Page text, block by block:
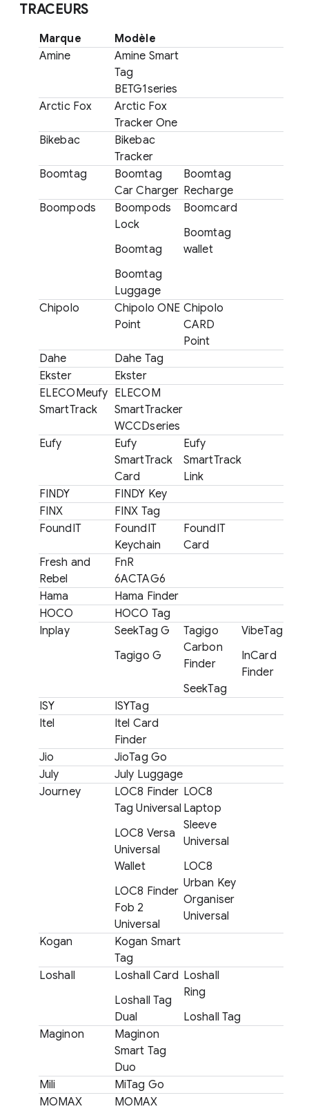
TRACEURS
Marque
Modèle
Amine
Amine Smart
Tag
BETG1series
Arctic Fox
Arctic Fox
Tracker One
Bikebac
Bikebac
Tracker
Boomtag
Boomtag
Car Charger
Boomtag
Recharge
Boompods
Boompods
Lock
Boomtag
Boomtag
Luggage
Boomcard
Boomtag
wallet
Chipolo
Chipolo ONE
Point
Chipolo
CARD
Point
Dahe
Dahe Tag
Ekster
Ekster
ELECOMeufy
SmartTrack
ELECOM
SmartTracker
WCCDseries
Eufy
Eufy
SmartTrack
Card
Eufy
SmartTrack
Link
FINDY
FINDY Key
FINX
FINX Tag
FoundIT
FoundIT
Keychain
FoundIT
Card
Fresh and
Rebel
FnR
6ACTAG6
Hama
Hama Finder
HOCO
HOCO Tag
Inplay
SeekTag G
Tagigo G
Tagigo
Carbon
Finder
SeekTag
VibeTag
InCard
Finder
ISY
ISYTag
Itel
Itel Card
Finder
Jio
JioTag Go
July
July Luggage
Journey
LOC8 Finder
Tag Universal
LOC8 Versa
Universal
Wallet
LOC8 Finder
Fob 2
Universal
LOC8
Laptop
Sleeve
Universal
LOC8
Urban Key
Organiser
Universal
Kogan
Kogan Smart
Tag
Loshall
Loshall Card
Loshall Tag
Dual
Loshall
Ring
Loshall Tag
Maginon
Maginon
Smart Tag
Duo
Mili
MiTag Go
MOMAX
MOMAX